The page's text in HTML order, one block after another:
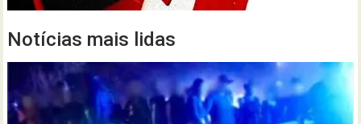
Notícias mais lidas